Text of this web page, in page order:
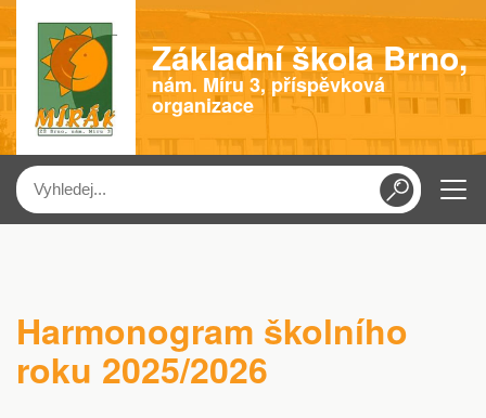
Základní škola Brno,
nám. Míru 3, příspěvková
organizace
Menu
Harmonogram školního
roku 2025/2026